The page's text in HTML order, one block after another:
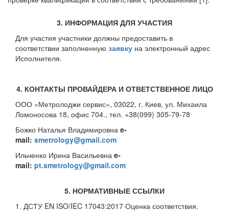
3. ИНФОРМАЦИЯ ДЛЯ УЧАСТИЯ
Для участия участники должны предоставить в
соответствии заполненную заявку на электронный адрес
Исполнителя.
4. КОНТАКТЫ ПРОВАЙДЕРА И ОТВЕТСТВЕННОЕ ЛИЦО
ООО «Метролоджи сервис», 03022, г. Киев, ул. Михаила
Ломоносова 18, офис 704., тел. +38(099) 305-79-78
Божко Наталья Владимировна e-
mail: smetrology@gmail.com
Ильченко Ирина Васильевна e-
mail: pt.smetrology@gmail.com
5. НОРМАТИВНЫЕ ССЫЛКИ
1. ДСТУ EN ISO/IEC 17043:2017 Оценка соответствия.